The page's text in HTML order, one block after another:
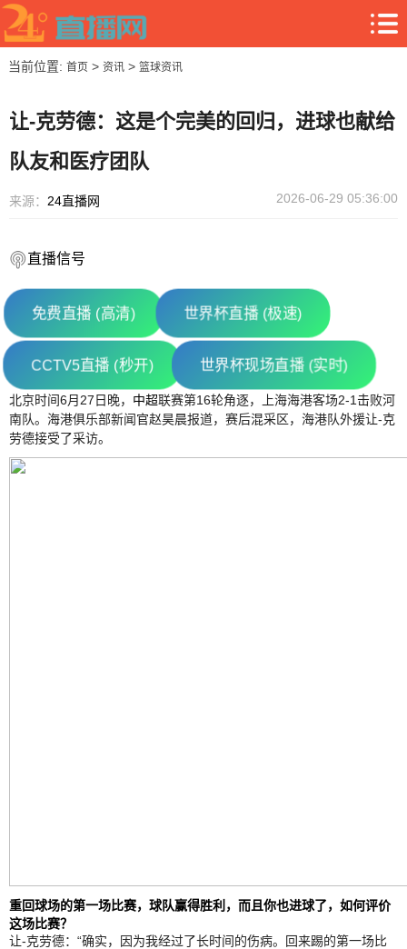
当前位置: 首页> 资讯> 篮球资讯
让-克劳德：这是个完美的回归，进球也献给
队友和医疗团队
来源： 24直播网 2026-06-29 05:36:00
直播信号
免费直播 (高清) 世界杯直播 (极速)
CCTV5直播 (秒开) 世界杯现场直播 (实时)
北京时间6月27日晚， 中超联赛第16轮角逐，上海海港客场2-1击败河
南队。海港俱乐部新闻官赵昊晨报道，赛后混采区，海港队外援让-克
劳德接受了采访。
重回球场的第一场比赛，球队赢得胜利，而且你也进球了，如何评价
这场比赛？
让-克劳德：“确实，因为我经过了长时间的伤病。回来踢的第一场比